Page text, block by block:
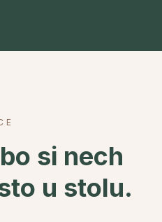
si nech
u stolu.